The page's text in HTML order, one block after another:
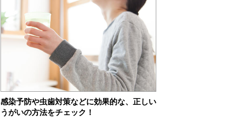
感染予防や虫歯対策などに効果的な、正しい
うがいの方法をチェック！